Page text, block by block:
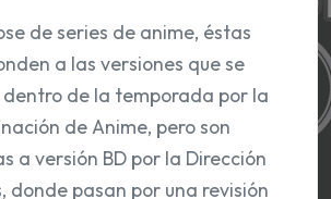
de series de anime, éstas
a las versiones que se
de la temporada por la
de Anime, pero son
a versión BD por la Dirección
donde pasan por una revisión